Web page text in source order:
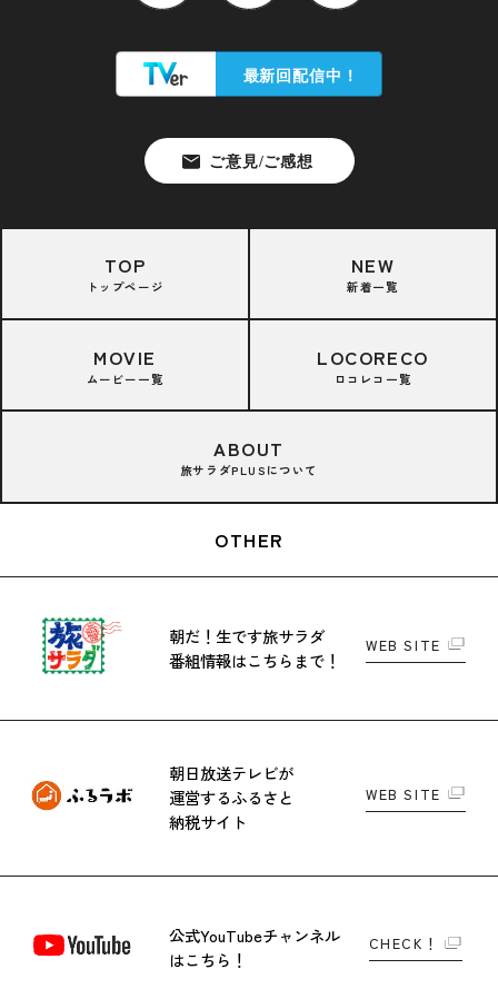
TOP
トップページ
NEW
新着一覧
MOVIE
ムービー一覧
LOCORECO
ロコレコ一覧
ABOUT
旅サラダPLUSについて
OTHER
朝だ！生です旅サラダ
番組情報はこちらまで！
WEB SITE
朝日放送テレビが
運営するふるさと
納税サイト
WEB SITE
公式YouTubeチャンネル
はこちら！
CHECK！